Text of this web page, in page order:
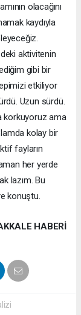
olacağını
kaydıyla
aktivitenin
gibi bir
etkiliyor
Uzun sürdü.
korkuyoruz ama
kolay bir
fayların
her yerde
lazım. Bu
konuştu.
HABERİ